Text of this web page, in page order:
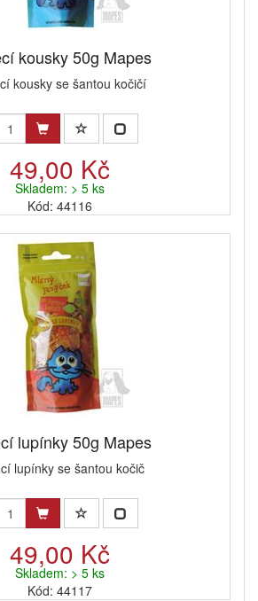
kousky 50g Mapes
kousky se šantou kočičí
49,00 Kč
Skladem: > 5 ks
Kód: 44116
lupínky 50g Mapes
lupínky se šantou kočič
49,00 Kč
Skladem: > 5 ks
Kód: 44117